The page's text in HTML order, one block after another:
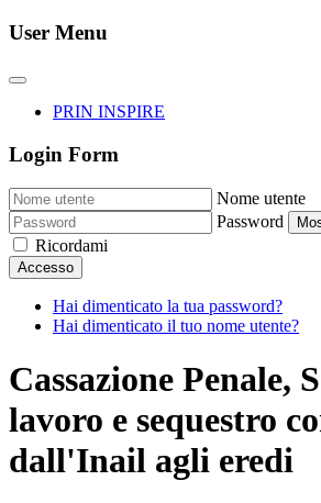
User Menu
PRIN INSPIRE
Login Form
Nome utente
Password
Ricordami
Accesso
Hai dimenticato la tua password?
Hai dimenticato il tuo nome utente?
Cassazione Penale,
lavoro e sequestro
dall'Inail agli eredi